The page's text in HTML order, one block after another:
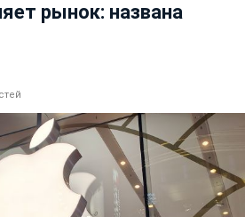
рынок: названа